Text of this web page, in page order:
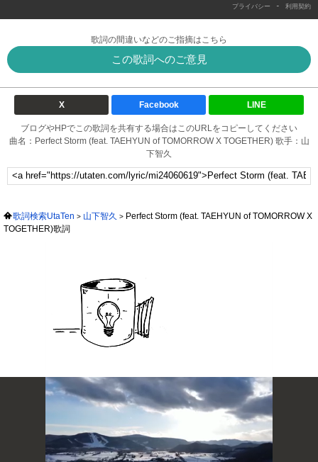
プライバシー - 利用契約
歌詞の間違いなどのご指摘はこちら
この歌詞へのご意見
X Facebook LINE
ブログやHPでこの歌詞を共有する場合はこのURLをコピーしてください
曲名：Perfect Storm (feat. TAEHYUN of TOMORROW X TOGETHER) 歌手：山
下智久
歌詞検索UtaTen 山下智久
Perfect Storm (feat. TAEHYUN of TOMORROW X
TOGETHER)歌詞